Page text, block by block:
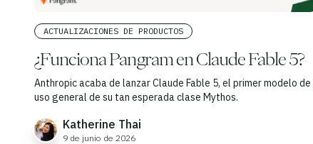
ACTUALIZACIONES DE PRODUCTOS
¿Funciona Pangram en Claude Fable 5?
Anthropic acaba de lanzar Claude Fable 5, el primer modelo de
uso general de su tan esperada clase Mythos.
Katherine Thai
9 de junio de 2026